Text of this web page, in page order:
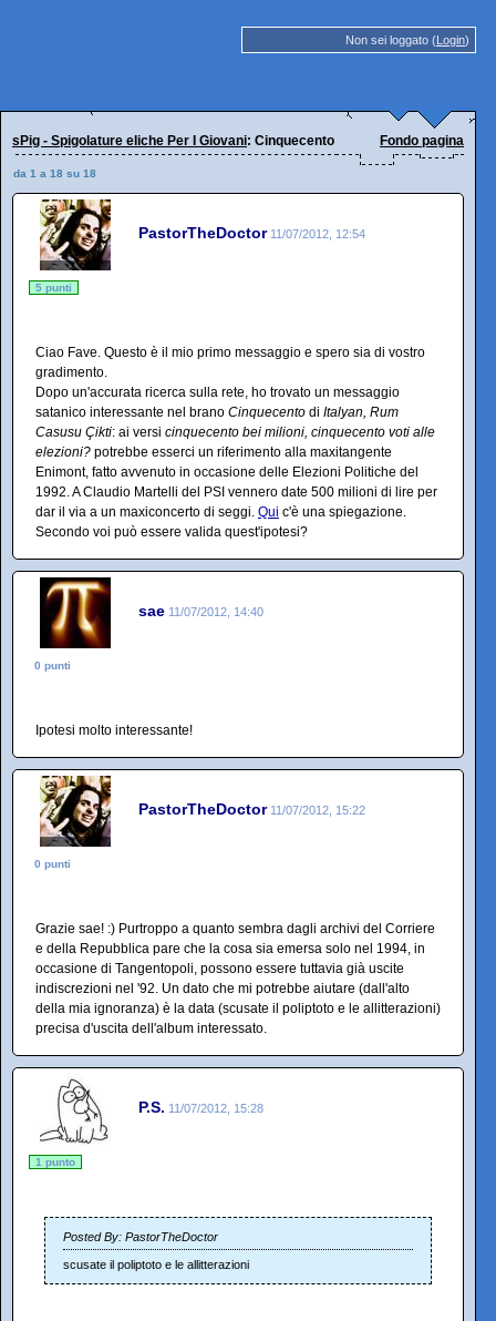
Non sei loggato (Login)
sPig - Spigolature eliche Per I Giovani: Cinquecento Fondo pagina
da 1 a 18 su 18
PastorTheDoctor 11/07/2012, 12:54
5 punti
Ciao Fave. Questo è il mio primo messaggio e spero sia di vostro
gradimento.
Dopo un'accurata ricerca sulla rete, ho trovato un messaggio
satanico interessante nel brano Cinquecento di Italyan, Rum
Casusu Çikti: ai versi cinquecento bei milioni, cinquecento voti alle
elezioni? potrebbe esserci un riferimento alla maxitangente
Enimont, fatto avvenuto in occasione delle Elezioni Politiche del
1992. A Claudio Martelli del PSI vennero date 500 milioni di lire per
dar il via a un maxiconcerto di seggi. Qui c'è una spiegazione.
Secondo voi può essere valida quest'ipotesi?
sae 11/07/2012, 14:40
0 punti
Ipotesi molto interessante!
PastorTheDoctor 11/07/2012, 15:22
0 punti
Grazie sae! :) Purtroppo a quanto sembra dagli archivi del Corriere
e della Repubblica pare che la cosa sia emersa solo nel 1994, in
occasione di Tangentopoli, possono essere tuttavia già uscite
indiscrezioni nel '92. Un dato che mi potrebbe aiutare (dall'alto
della mia ignoranza) è la data (scusate il poliptoto e le allitterazioni)
precisa d'uscita dell'album interessato.
P.S. 11/07/2012, 15:28
1 punto
Posted By: PastorTheDoctor
scusate il poliptoto e le allitterazioni